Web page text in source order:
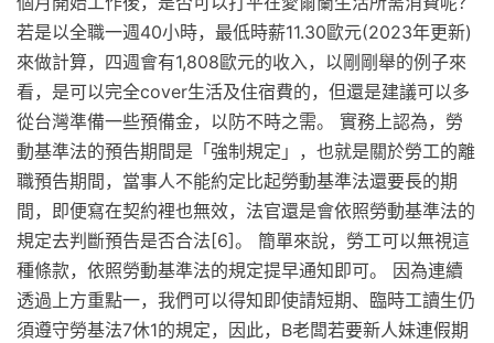
若是以全職一週40小時，最低時薪11.30歐元(2023年更新)
來做計算，四週會有1,808歐元的收入，以剛剛舉的例子來
看，是可以完全cover生活及住宿費的，但還是建議可以多
從台灣準備一些預備金，以防不時之需。 實務上認為，勞
動基準法的預告期間是「強制規定」，也就是關於勞工的離
職預告期間，當事人不能約定比起勞動基準法還要長的期
間，即便寫在契約裡也無效，法官還是會依照勞動基準法的
規定去判斷預告是否合法[6]。 簡單來說，勞工可以無視這
種條款，依照勞動基準法的規定提早通知即可。 因為連續
透過上方重點一，我們可以得知即使請短期、臨時工讀生仍
須遵守勞基法7休1的規定，因此，B老闆若要新人妹連假期